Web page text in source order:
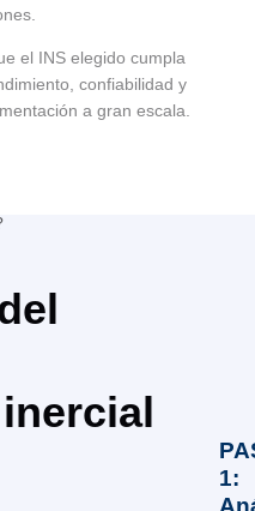
el INS elegido cumpla
confiabilidad y
a gran escala.
1: